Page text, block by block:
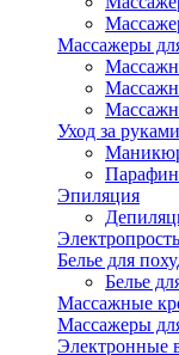
Массажеры
Уход за
Эпиляция
Белье для
Белье
Массажные
Массажеры
Электронные